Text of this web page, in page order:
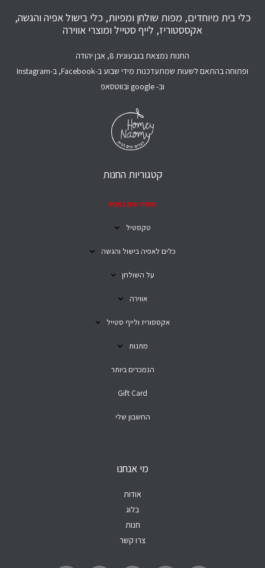
כלי בית מיוחדים, מפות שולחן ומפיות, כלי בישול אפיה והגשה,
אקססטוריז, לייף סטייל ומוצרי אווירה
החנות נמצאת בגבעונית 8, אבן יהודה
ופתוחה בהתאם לשעות שמתעדכנות מידי שבוע ב-Facebook, ב-Instagram
וב- google ובווטסאפ
קטגוריות החנות
מתחדשים באביב
טקסטיל
כלים לאפיה בישול והגשה
על השולחן
אווירה
אקססוריז ולייף סטייל
מתנות
הנמכרים ביותר
Gift Card
החשבון שלי
מי אנחנו
אודות
בלוג
חנות
צרו קשר
I
F
Y
T
W